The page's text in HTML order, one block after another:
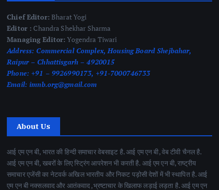
Chief Editor: Bharat Yogi
Editor : Chandra Shekhar Sharma
Managing Editor: Yogendra Tiwari
Address: Commercial Complex, Housing Board Shejbahar,
Raipur – Chhattisgarh – 4920015
Phone: +91 – 9926990173, +91-7000746733
Email: imnb.org@gmail.com
About Us
आई एम एन बी, भारत की हिन्दी समाचार वेबसाइट है. आई एम एन बी, वेब टीवी चैनल है.
आई एम एन बी, खबरों के लिए स्ट्रिंग आपरेशन भी करती है. आई एम एन बी, राष्ट्रीय
समाचार एजेंसी का नेटवर्क अखिल भारतीय और निकट पड़ोसी देशों में भी स्थापित है. आई
एम एन बी नक्सलवाद और आतंकवाद ,भ्रष्टाचार के खिलाफ लड़ाई लड़ता है. आई एम एन